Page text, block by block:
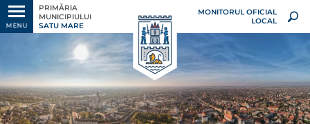
MENU
PRIMĂRIA
MUNICIPIULUI
SATU MARE
MONITORUL OFICIAL
LOCAL